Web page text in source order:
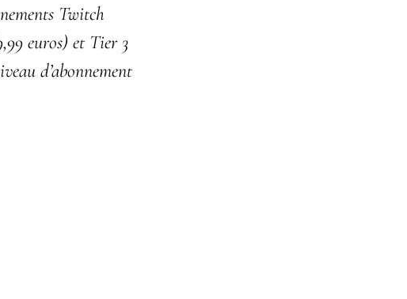
Twitch
euros) et Tier 3
d’abonnement